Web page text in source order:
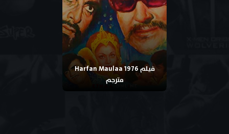
فيلم Harfan Maulaa 1976
مترجم